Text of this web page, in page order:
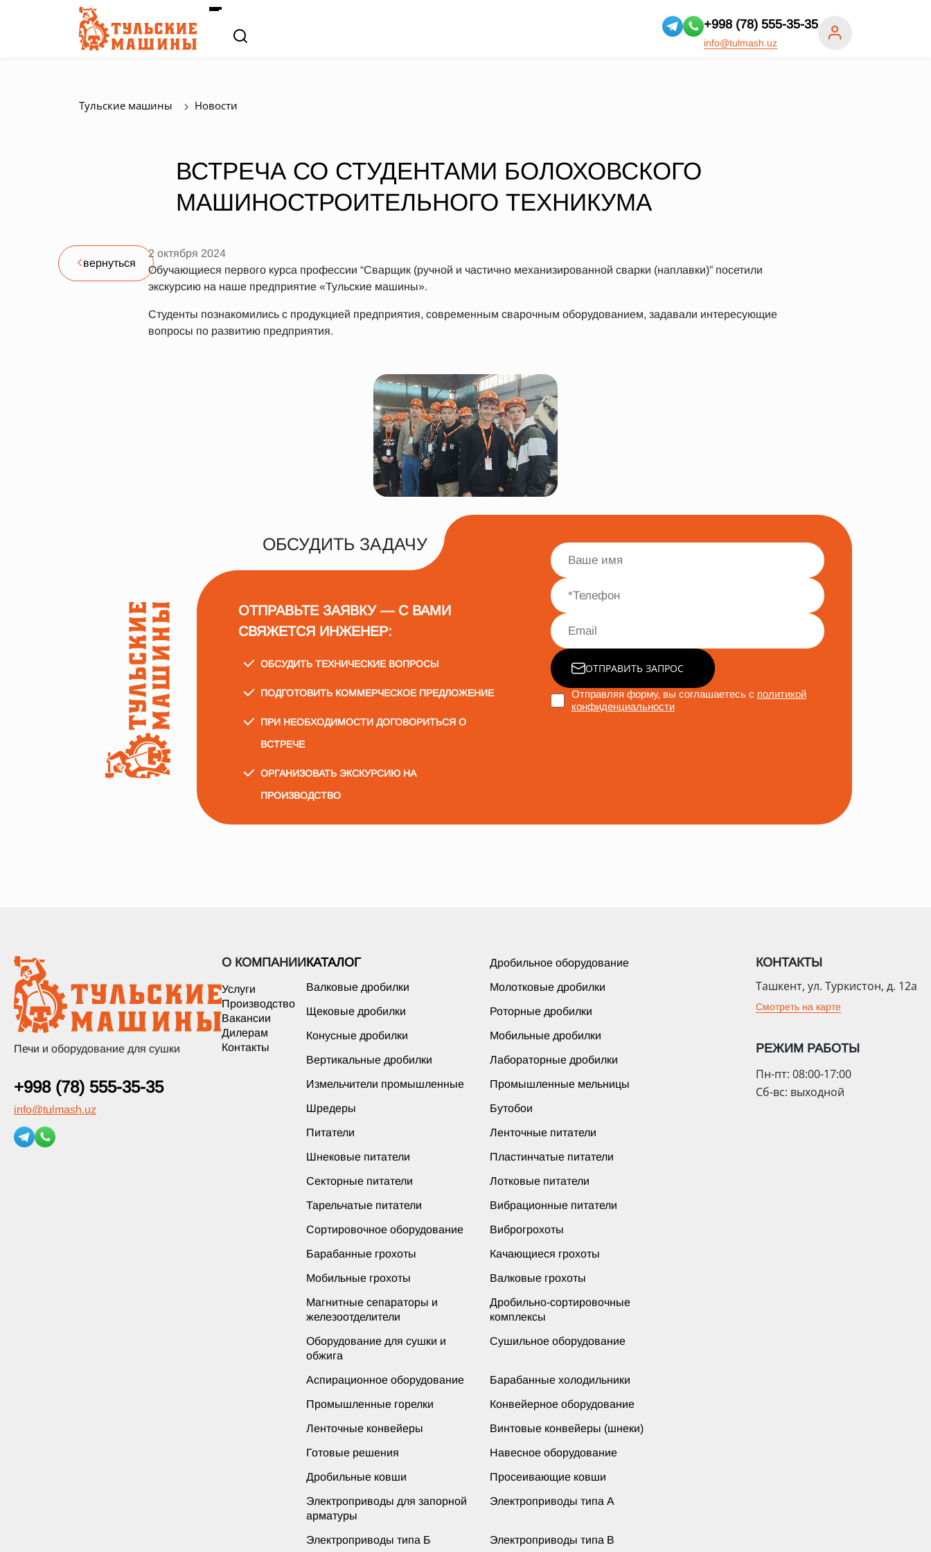
+998 (78) 555-35-35
info@tulmash.uz
Тульские машины Новости
ВСТРЕЧА СО СТУДЕНТАМИ БОЛОХОВСКОГО
МАШИНОСТРОИТЕЛЬНОГО ТЕХНИКУМА
вернуться
2 октября 2024
Обучающиеся первого курса профессии “Сварщик (ручной и частично механизированной сварки (наплавки)” посетили
экскурсию на наше предприятие «Тульские машины».
Студенты познакомились с продукцией предприятия, современным сварочным оборудованием, задавали интересующие
вопросы по развитию предприятия.
ОБСУДИТЬ ЗАДАЧУ
ОТПРАВЬТЕ ЗАЯВКУ — С ВАМИ
СВЯЖЕТСЯ ИНЖЕНЕР:
ОБСУДИТЬ ТЕХНИЧЕСКИЕ ВОПРОСЫ
ПОДГОТОВИТЬ КОММЕРЧЕСКОЕ ПРЕДЛОЖЕНИЕ
ПРИ НЕОБХОДИМОСТИ ДОГОВОРИТЬСЯ О
ВСТРЕЧЕ
ОРГАНИЗОВАТЬ ЭКСКУРСИЮ НА
ПРОИЗВОДСТВО
ОТПРАВИТЬ ЗАПРОС
Отправляя форму, вы соглашаетесь с политикой
конфиденциальности
Печи и оборудование для сушки
+998 (78) 555-35-35
info@tulmash.uz
О КОМПАНИИ
Услуги
Производство
Вакансии
Дилерам
Контакты
КАТАЛОГ Дробильное оборудование
Валковые дробилки Молотковые дробилки
Щековые дробилки Роторные дробилки
Конусные дробилки Мобильные дробилки
Вертикальные дробилки Лабораторные дробилки
Измельчители промышленные Промышленные мельницы
Шредеры Бутобои
Питатели Ленточные питатели
Шнековые питатели Пластинчатые питатели
Секторные питатели Лотковые питатели
Тарельчатые питатели Вибрационные питатели
Сортировочное оборудование Виброгрохоты
Барабанные грохоты Качающиеся грохоты
Мобильные грохоты Валковые грохоты
Магнитные сепараторы и
железоотделители
Дробильно-сортировочные
комплексы
Оборудование для сушки и
обжига
Сушильное оборудование
Аспирационное оборудование Барабанные холодильники
Промышленные горелки Конвейерное оборудование
Ленточные конвейеры Винтовые конвейеры (шнеки)
Готовые решения Навесное оборудование
Дробильные ковши Просеивающие ковши
Электроприводы для запорной
арматуры
Электроприводы типа А
Электроприводы типа Б Электроприводы типа В
КОНТАКТЫ
Ташкент, ул. Туркистон, д. 12а
Смотреть на карте
РЕЖИМ РАБОТЫ
Пн-пт: 08:00-17:00
Сб-вс: выходной